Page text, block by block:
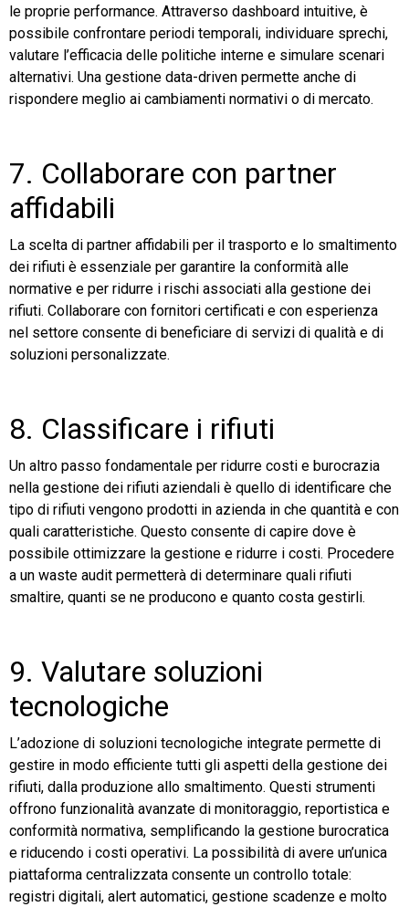
le proprie performance. Attraverso dashboard intuitive, è
possibile confrontare periodi temporali, individuare sprechi,
valutare l’efficacia delle politiche interne e simulare scenari
alternativi. Una gestione data-driven permette anche di
rispondere meglio ai cambiamenti normativi o di mercato.
7. Collaborare con partner
affidabili
La scelta di partner affidabili per il trasporto e lo smaltimento
dei rifiuti è essenziale per garantire la conformità alle
normative e per ridurre i rischi associati alla gestione dei
rifiuti. Collaborare con fornitori certificati e con esperienza
nel settore consente di beneficiare di servizi di qualità e di
soluzioni personalizzate.
8. Classificare i rifiuti
Un altro passo fondamentale per ridurre costi e burocrazia
nella gestione dei rifiuti aziendali è quello di identificare che
tipo di rifiuti vengono prodotti in azienda in che quantità e con
quali caratteristiche. Questo consente di capire dove è
possibile ottimizzare la gestione e ridurre i costi. Procedere
a un waste audit permetterà di determinare quali rifiuti
smaltire, quanti se ne producono e quanto costa gestirli.
9. Valutare soluzioni
tecnologiche
L’adozione di soluzioni tecnologiche integrate permette di
gestire in modo efficiente tutti gli aspetti della gestione dei
rifiuti, dalla produzione allo smaltimento. Questi strumenti
offrono funzionalità avanzate di monitoraggio, reportistica e
conformità normativa, semplificando la gestione burocratica
e riducendo i costi operativi. La possibilità di avere un’unica
piattaforma centralizzata consente un controllo totale:
registri digitali, alert automatici, gestione scadenze e molto